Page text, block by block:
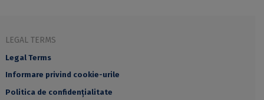
LEGAL TERMS
Legal Terms
Informare privind cookie-urile
Politica de confidențialitate